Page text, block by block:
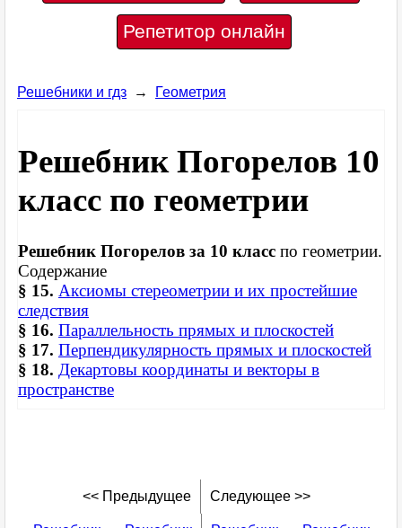
Репетитор онлайн
Решебники и гдз → Геометрия
Решебник Погорелов 10
класс по геометрии
Решебник Погорелов за 10 класс по геометрии.
Содержание
§ 15. Аксиомы стереометрии и их простейшие
следствия
§ 16. Параллельность прямых и плоскостей
§ 17. Перпендикулярность прямых и плоскостей
§ 18. Декартовы координаты и векторы в
пространстве
<< Предыдущее Следующее >>